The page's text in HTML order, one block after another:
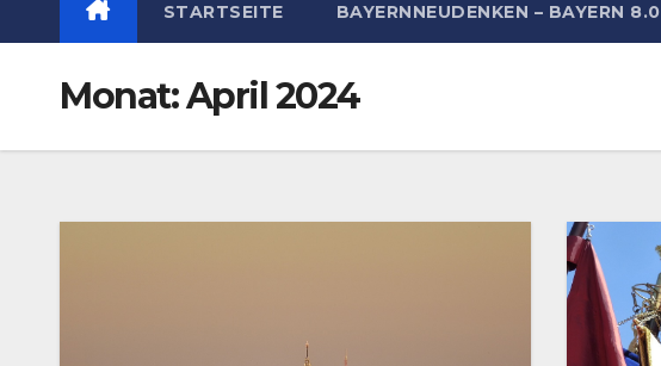
STARTSEITE BAYERNNEUDENKEN – BAYERN 8.0
Monat:April 2024